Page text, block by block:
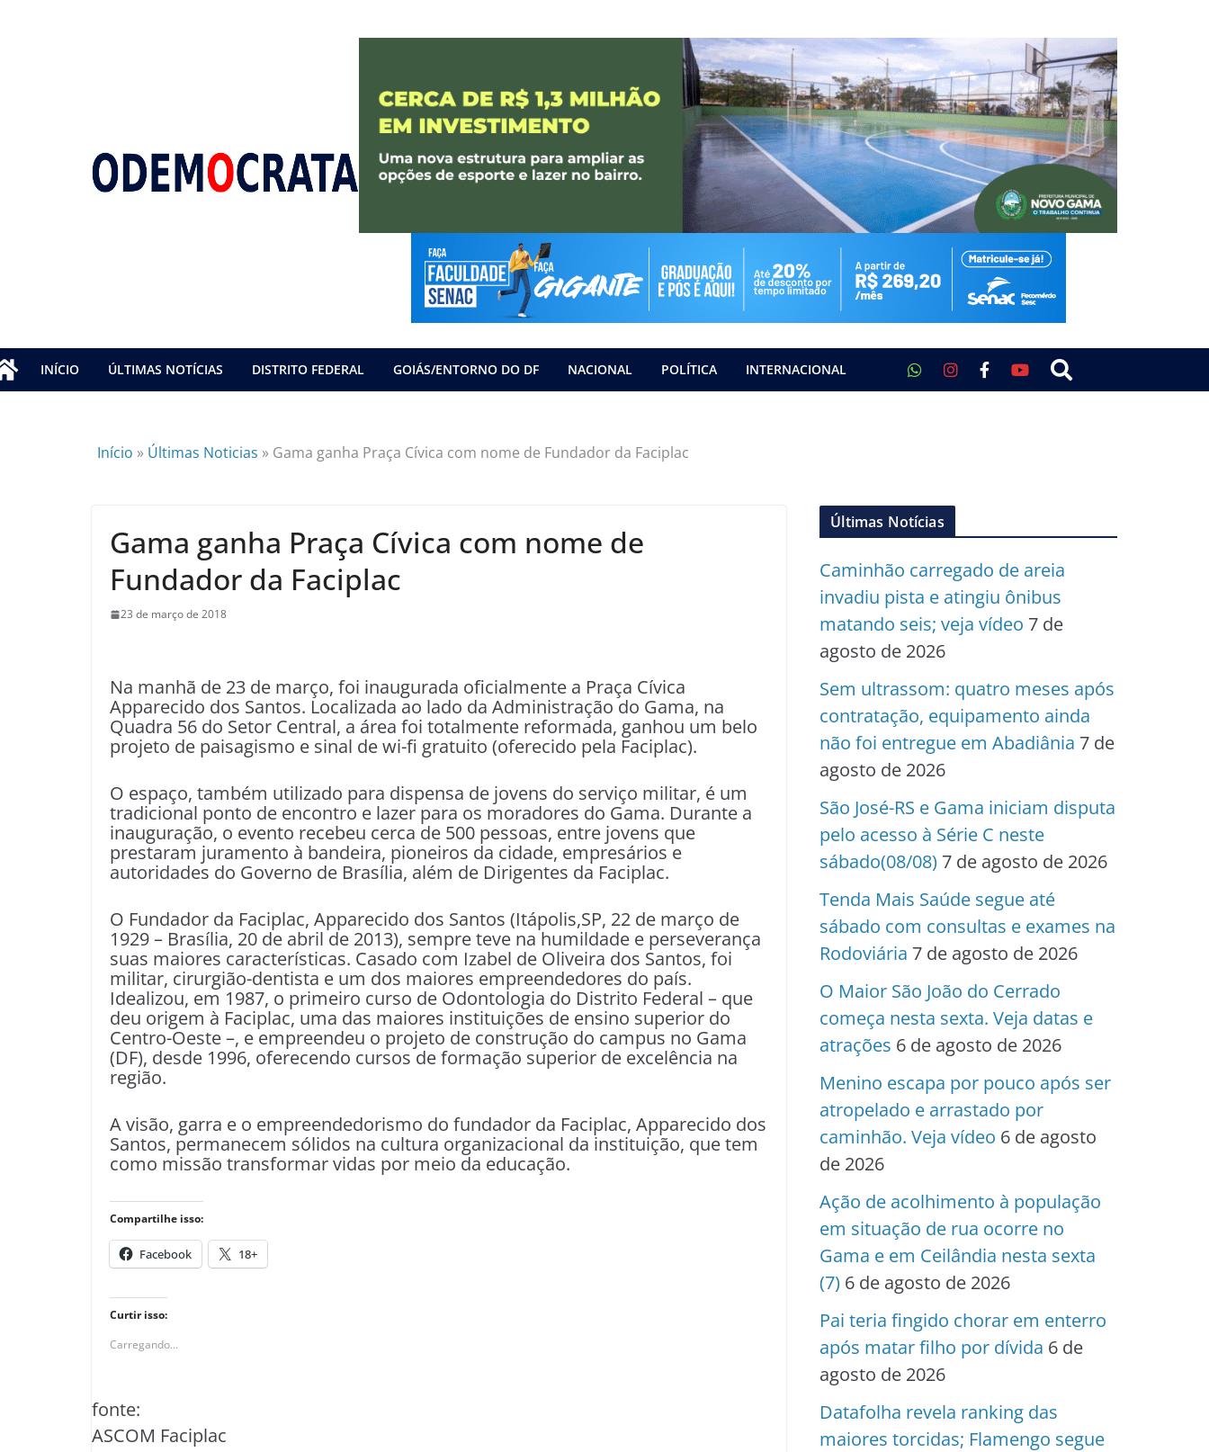
INÍCIO ÚLTIMAS NOTÍCIAS DISTRITO FEDERAL GOIÁS/ENTORNO DO DF NACIONAL POLÍTICA INTERNACIONAL
Início » Últimas Noticias » ​​Gama ganha Praça Cívica com nome de Fundador da Faciplac
​​Gama ganha Praça Cívica com nome de
Fundador da Faciplac
23 de março de 2018
Na manhã de 23 de março, foi inaugurada oficialmente a Praça Cívica
Apparecido dos Santos. Localizada ao lado da Administração do Gama, na
Quadra 56 do Setor Central, a área foi totalmente reformada, ganhou um belo
projeto de paisagismo e sinal de wi-fi gratuito (oferecido pela Faciplac).
O espaço, também utilizado para dispensa de jovens do serviço militar, é um
tradicional ponto de encontro e lazer para os moradores do Gama. Durante a
inauguração, o evento recebeu cerca de 500 pessoas, entre jovens que
prestaram juramento à bandeira, pioneiros da cidade, empresários e
autoridades do Governo de Brasília, além de Dirigentes da Faciplac.
O Fundador da Faciplac, Apparecido dos Santos (Itápolis,SP, 22 de março de
1929 – Brasília, 20 de abril de 2013), sempre teve na humildade e perseverança
suas maiores características. Casado com Izabel de Oliveira dos Santos, foi
militar, cirurgião-dentista e um dos maiores empreendedores do país.
Idealizou, em 1987, o primeiro curso de Odontologia do Distrito Federal – que
deu origem à Faciplac, uma das maiores instituições de ensino superior do
Centro-Oeste –, e empreendeu o projeto de construção do campus no Gama
(DF), desde 1996, oferecendo cursos de formação superior de excelência na
região.
A visão, garra e o empreendedorismo do fundador da Faciplac, Apparecido dos
Santos, permanecem sólidos na cultura organizacional da instituição, que tem
como missão transformar vidas por meio da educação.
Compartilhe isso:
Facebook 18+
Curtir isso:
Carregando...
fonte:
ASCOM Faciplac
Últimas Notícias
Caminhão carregado de areia
invadiu pista e atingiu ônibus
matando seis; veja vídeo 7 de
agosto de 2026
Sem ultrassom: quatro meses após
contratação, equipamento ainda
não foi entregue em Abadiânia 7 de
agosto de 2026
São José-RS e Gama iniciam disputa
pelo acesso à Série C neste
sábado(08/08) 7 de agosto de 2026
Tenda Mais Saúde segue até
sábado com consultas e exames na
Rodoviária 7 de agosto de 2026
O Maior São João do Cerrado
começa nesta sexta. Veja datas e
atrações 6 de agosto de 2026
Menino escapa por pouco após ser
atropelado e arrastado por
caminhão. Veja vídeo 6 de agosto
de 2026
Ação de acolhimento à população
em situação de rua ocorre no
Gama e em Ceilândia nesta sexta
(7) 6 de agosto de 2026
Pai teria fingido chorar em enterro
após matar filho por dívida 6 de
agosto de 2026
Datafolha revela ranking das
maiores torcidas; Flamengo segue